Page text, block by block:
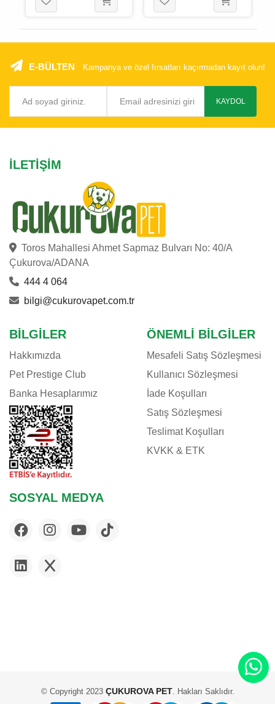
E-BÜLTEN Kampanya ve özel fırsatları kaçırmadan kayıt olun!
KAYDOL
İLETIŞIM
Toros Mahallesi Ahmet Sapmaz Bulvarı No: 40/A
Çukurova/ADANA
444 4 064
bilgi@cukurovapet.com.tr
BILGILER
Hakkımızda
Pet Prestige Club
Banka Hesaplarımız
ÖNEMLI BILGILER
Mesafeli Satış Sözleşmesi
Kullanıcı Sözleşmesi
İade Koşulları
Satış Sözleşmesi
Teslimat Koşulları
KVKK & ETK
SOSYAL MEDYA
© Copyright 2023ÇUKUROVA PET. Hakları Saklıdır.